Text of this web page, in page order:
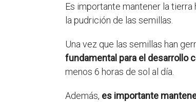
Es importante mantener la
la pudrición de las semillas.
Una vez que las semillas han
fundamental para el desarrollo
menos 6 horas de sol al día.
Además, es importante